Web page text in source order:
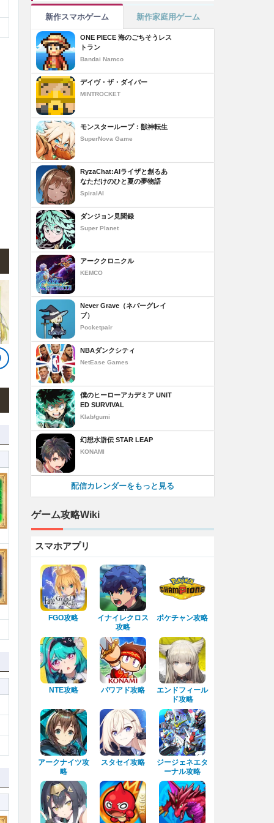
新作スマホゲーム 新作家庭用ゲーム
ONE PIECE 海のごちそうレス
トラン
Bandai Namco
デイヴ・ザ・ダイバー
MINTROCKET
モンスターループ：獣神転生
SuperNova Game
RyzaChat:AIライザと創るあ
なただけのひと夏の夢物語
SpiralAI
ダンジョン見聞録
Super Planet
アーククロニクル
KEMCO
Never Grave（ネバーグレイ
ブ）
Pocketpair
NBAダンクシティ
NetEase Games
僕のヒーローアカデミア UNIT
ED SURVIVAL
Klab/gumi
幻想水滸伝 STAR LEAP
KONAMI
配信カレンダーをもっと見る
ゲーム攻略Wiki
スマホアプリ
FGO攻略
イナイレクロス
攻略
ポケチャン攻略
NTE攻略 パワアド攻略
エンドフィール
ド攻略
アークナイツ攻
略
スタセイ攻略
ジージェネエタ
ーナル攻略